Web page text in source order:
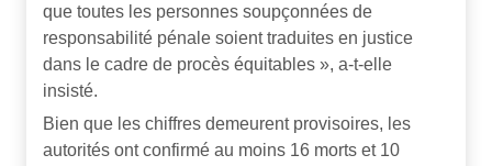
que toutes les personnes soupçonnées de
responsabilité pénale soient traduites en justice
dans le cadre de procès équitables », a-t-elle
insisté.
Bien que les chiffres demeurent provisoires, les
autorités ont confirmé au moins 16 morts et 10